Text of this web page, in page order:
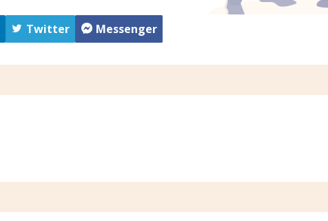
Twitter Messenger